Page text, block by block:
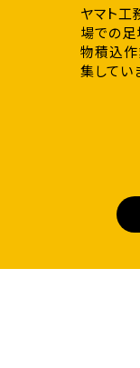
ヤマト工
場での足
物積込作
集してい